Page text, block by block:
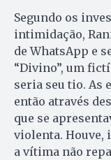
Segundo os
intimidação,
de WhatsApp e
“Divino”, um
seria seu tio. As
então através
que se
violenta. Houve,
a vítima não